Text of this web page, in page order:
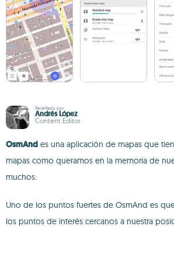
Reseñado por
Andrés López
Content Editor
OsmAnd es una aplicación de mapas que
mapas como queramos en la memoria de
muchos.
Uno de los puntos fuertes de OsmAnd es
los puntos de interés cercanos a nuestra